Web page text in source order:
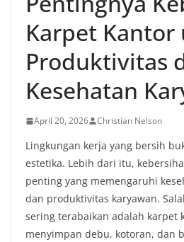
Karpet
Produktivitas
Kesehatan
April 20, 2026 Christian Nelson
Lingkungan kerja yang bersih
estetika. Lebih dari itu,
penting yang memengaruhi
dan produktivitas karyawan.
sering terabaikan adalah karpet
menyimpan debu, kotoran, dan